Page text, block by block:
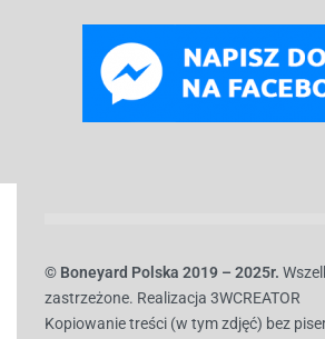
© Boneyard Polska 2019 – 2025r.
zastrzeżone. Realizacja 3WCREATOR
Kopiowanie treści (w tym zdjęć) bez